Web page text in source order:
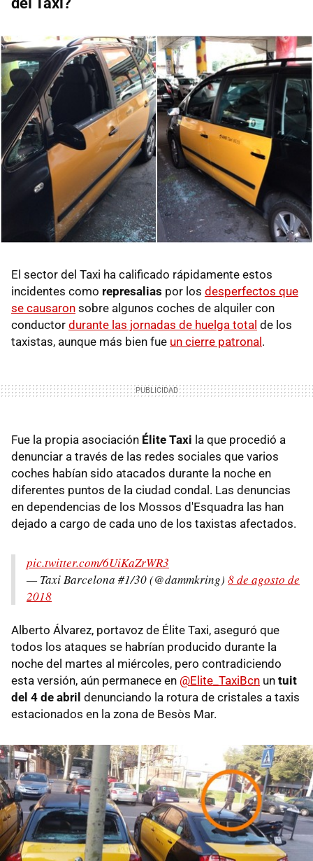
El sector del Taxi ha calificado rápidamente estos
incidentes como represalias por los desperfectos que
se causaron sobre algunos coches de alquiler con
conductor durante las jornadas de huelga total de los
taxistas, aunque más bien fue un cierre patronal .
Fue la propia asociación Élite Taxi la que procedió a
denunciar a través de las redes sociales que varios
coches habían sido atacados durante la noche en
diferentes puntos de la ciudad condal. Las denuncias
en dependencias de los Mossos d'Esquadra las han
dejado a cargo de cada uno de los taxistas afectados.
pic.twitter.com/6UiKaZrWR3
— Taxi Barcelona #1/30 (@dammkring) 8 de agosto de
2018
Alberto Álvarez, portavoz de Élite Taxi, aseguró que
todos los ataques se habrían producido durante la
noche del martes al miércoles, pero contradiciendo
esta versión, aún permanece en @Elite_TaxiBcn un tuit
del 4 de abril denunciando la rotura de cristales a taxis
estacionados en la zona de Besòs Mar.